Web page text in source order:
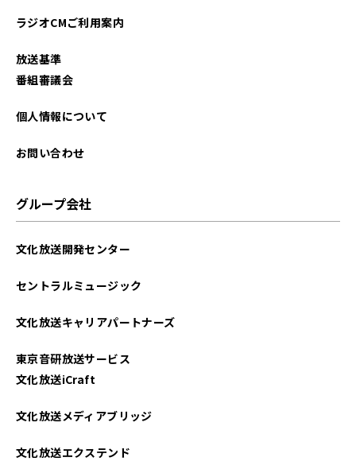
ラジオCMご利用案内
放送基準
番組審議会
個人情報について
お問い合わせ
グループ会社
文化放送開発センター
セントラルミュージック
文化放送キャリアパートナーズ
東京音研放送サービス
文化放送iCraft
文化放送メディアブリッジ
文化放送エクステンド